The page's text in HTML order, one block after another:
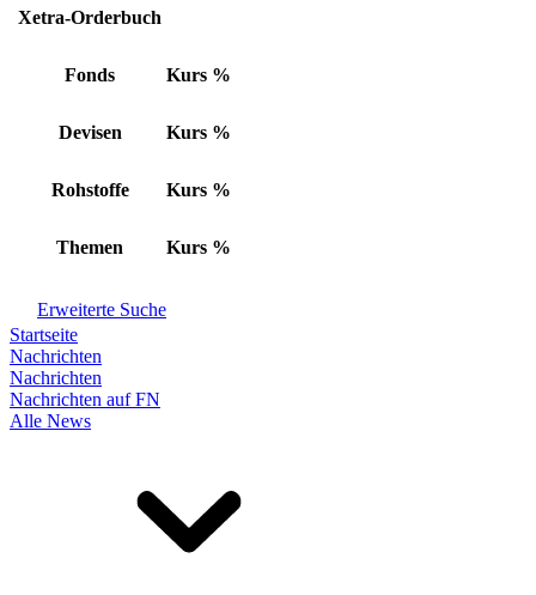
Xetra-Orderbuch
Fonds Kurs %
Devisen Kurs %
Rohstoffe Kurs %
Themen Kurs %
Erweiterte Suche
Startseite
Nachrichten
Nachrichten
Nachrichten auf FN
Alle News